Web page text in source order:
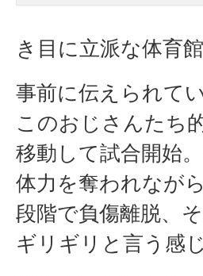
き目に立派な体育館
事前に伝えられて
このおじさんたち
移動して試合開始
体力を奪われなが
段階で負傷離脱、
ギリギリと言う感